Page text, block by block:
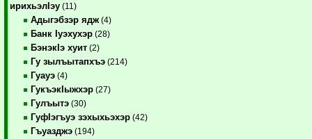
ирихьэлIэу (11)
Адыгэбзэр ядж (4)
Банк Iуэхухэр (28)
БэнэкIэ хуит (2)
Гу зылъытапхъэ (214)
Гуауэ (4)
ГукъэкIыжхэр (27)
Гулъытэ (30)
ГуфIэгъуэ зэхыхьэхэр (42)
Гъуазджэ (194)